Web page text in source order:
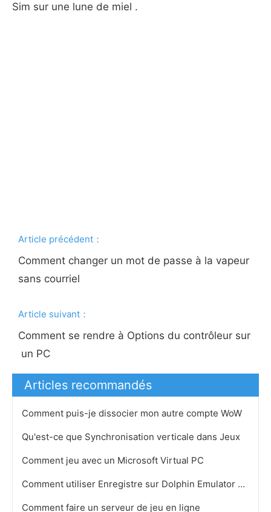
Sim sur une lune de miel .
Article précédent：
Comment changer un mot de passe à la vapeur
sans courriel
Article suivant：
Comment se rendre à Options du contrôleur sur
un PC
Articles recommandés
Comment puis-je dissocier mon autre compte WoW
Qu'est-ce que Synchronisation verticale dans Jeux
Comment jeu avec un Microsoft Virtual PC
Comment utiliser Enregistre sur Dolphin Emulator GCI
Comment faire un serveur de jeu en ligne